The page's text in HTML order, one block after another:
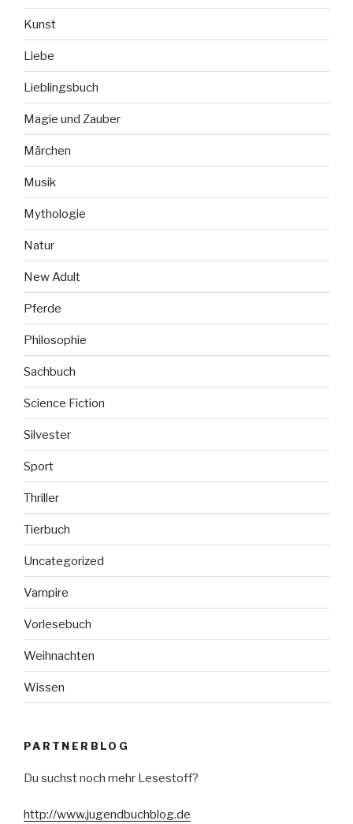
Kunst
Liebe
Lieblingsbuch
Magie und Zauber
Märchen
Musik
Mythologie
Natur
New Adult
Pferde
Philosophie
Sachbuch
Science Fiction
Silvester
Sport
Thriller
Tierbuch
Uncategorized
Vampire
Vorlesebuch
Weihnachten
Wissen
PARTNERBLOG
Du suchst noch mehr Lesestoff?
http://www.jugendbuchblog.de